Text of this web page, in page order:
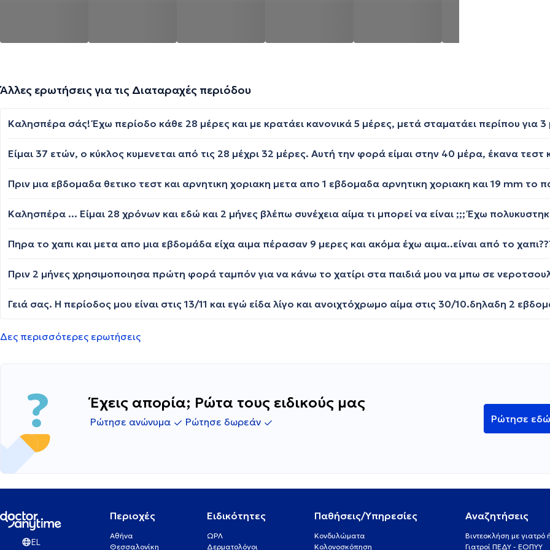
Άλλες ερωτήσεις για τις Διαταραχές περιόδου
Πηρα το χαπι και μετα απο μια εβδομάδα είχα αιμα πέρασαν 9 μερες και ακόμα έχω αιμα..είναι από το
Δες περισσότερες ερωτήσεις
Έχεις απορία; Ρώτα τους ειδικούς μας
Ρώτησε ανώνυμα Ρώτησε δωρεάν Ρώτησε εδώ
EL
Περιοχές
Αθήνα
Θεσσαλονίκη
Ειδικότητες
ΩΡΛ
Δερματολόγοι
Παθήσεις/Υπηρεσίες
Κονδυλώματα
Κολονοσκόπηση
Αναζητήσεις
Βιντεοκλήση με
Γιατροί ΠΕΔΥ - ΕΟΠΥΥ